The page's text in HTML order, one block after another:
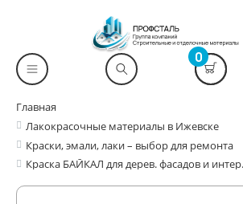
0
Главная
Лакокрасочные материалы в Ижевске
Краски, эмали, лаки – выбор для ремонта